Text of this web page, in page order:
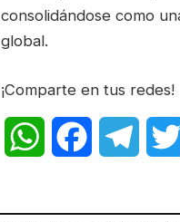
consolidándose como
global.
¡Comparte en tus redes!
WhatsAppFacebook